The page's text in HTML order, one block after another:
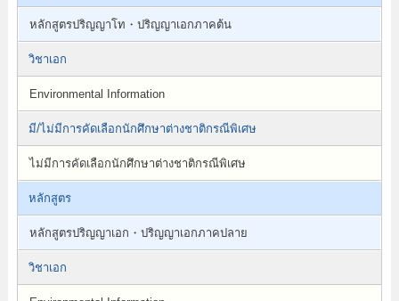
หลักสูตรปริญญาโท・ปริญญาเอกภาคต้น
วิชาเอก
Environmental Information
มี/ไม่มีการคัดเลือกนักศึกษาต่างชาติกรณีพิเศษ
ไม่มีการคัดเลือกนักศึกษาต่างชาติกรณีพิเศษ
หลักสูตร
หลักสูตรปริญญาเอก・ปริญญาเอกภาคปลาย
วิชาเอก